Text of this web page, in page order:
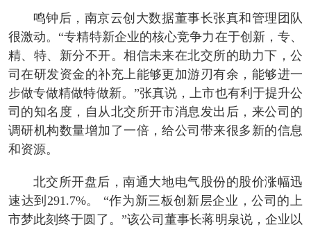
鸣钟后，南京云创大数据董事长张真和管理团队
很激动。“专精特新企业的核心竞争力在于创新，专、
精、特、新分不开。相信未来在北交所的助力下，公
司在研发资金的补充上能够更加游刃有余，能够进一
步做专做精做特做新。”张真说，上市也有利于提升公
司的知名度，自从北交所开市消息发出后，来公司的
调研机构数量增加了一倍，给公司带来很多新的信息
和资源。
北交所开盘后，南通大地电气股份的股价涨幅迅
速达到291.7%。 “作为新三板创新层企业，公司的上
市梦此刻终于圆了。”该公司董事长蒋明泉说，企业以